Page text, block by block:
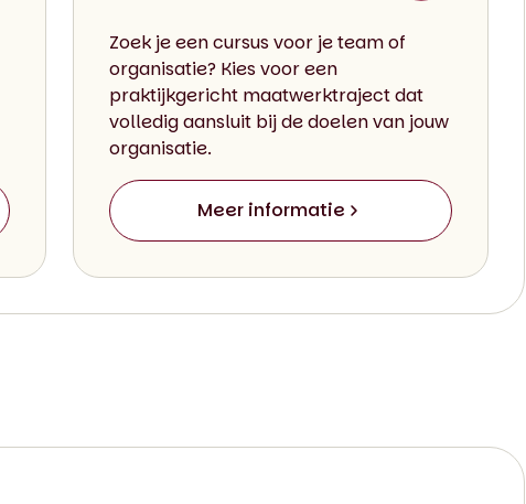
Zoek je een cursus voor je team of
organisatie? Kies voor een
praktijkgericht maatwerktraject dat
volledig aansluit bij de doelen van jouw
organisatie.
Meer informatie